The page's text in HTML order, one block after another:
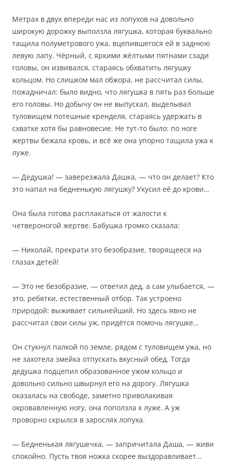
Метрах в двух впереди нас из лопухов на довольно
широкую дорожку выползла лягушка, которая буквально
тащила полуметрового ужа, вцепившегося ей в заднюю
левую лапу. Чёрный, с яркими жёлтыми пятнами сзади
головы, он извивался, стараясь обхватить лягушку
кольцом. Но слишком мал обжора, не рассчитал силы,
пожадничал: было видно, что лягушка в пять раз больше
его головы. Но добычу он не выпускал, выделывал
туловищем потешные кренделя, стараясь удержать в
схватке хотя бы равновесие. Не тут-то было: по ноге
жертвы бежала кровь, и всё же она упорно тащила ужа к
луже.
— Дедушка! — заверезжала Дашка, — что он делает? Кто
это напал на бедненькую лягушку? Укусил её до крови…
Она была готова расплакаться от жалости к
четвероногой жертве. Бабушка громко сказала:
— Николай, прекрати это безобразие, творящееся на
глазах детей!
— Это не безобразие, — ответил дед, а сам улыбается, —
это, ребятки, естественный отбор. Так устроено
природой: выживает сильнейший. Но здесь явно не
рассчитал свои силы уж, придётся помочь лягушке…
Он стукнул палкой по земле, рядом с туловищем ужа, но
не захотела змейка отпускать вкусный обед. Тогда
дедушка подцепил образованное ужом кольцо и
довольно сильно швырнул его на дорогу. Лягушка
оказалась на свободе, заметно приволакивая
окровавленную ногу, она поползла к луже. А уж
проворно скрылся в зарослях лопуха.
— Бедненькая лягушечка, — запричитала Даша, — живи
спокойно. Пусть твоя ножка скорее выздоравливает…